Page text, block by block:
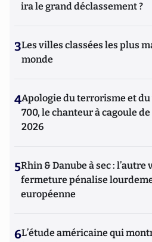
ira le grand déclassement ?
3Les villes classées les plus
monde
4Apologie du terrorisme et
700, le chanteur à cagoule de
2026
5Rhin & Danube à sec : l’autre
fermeture pénalise
européenne
6L’étude américaine qui